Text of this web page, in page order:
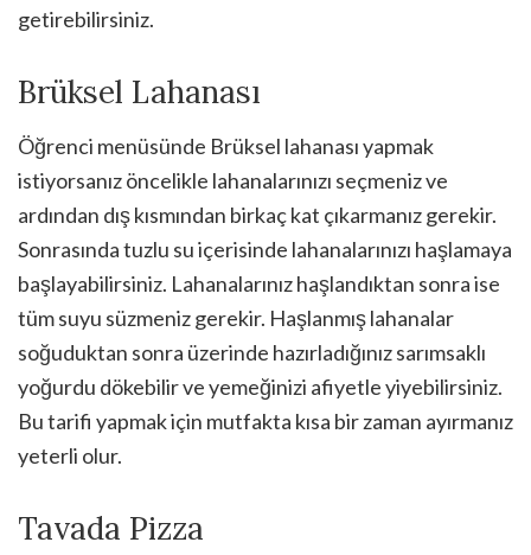
getirebilirsiniz.
Brüksel Lahanası
Öğrenci menüsünde Brüksel lahanası yapmak
istiyorsanız öncelikle lahanalarınızı seçmeniz ve
ardından dış kısmından birkaç kat çıkarmanız gerekir.
Sonrasında tuzlu su içerisinde lahanalarınızı haşlamaya
başlayabilirsiniz. Lahanalarınız haşlandıktan sonra ise
tüm suyu süzmeniz gerekir. Haşlanmış lahanalar
soğuduktan sonra üzerinde hazırladığınız sarımsaklı
yoğurdu dökebilir ve yemeğinizi afiyetle yiyebilirsiniz.
Bu tarifi yapmak için mutfakta kısa bir zaman ayırmanız
yeterli olur.
Tavada Pizza